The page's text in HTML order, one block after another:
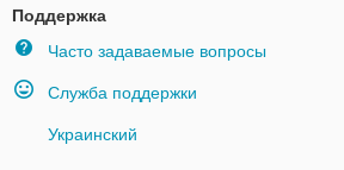
Поддержка
Часто задаваемые вопросы
Служба поддержки
Украинский